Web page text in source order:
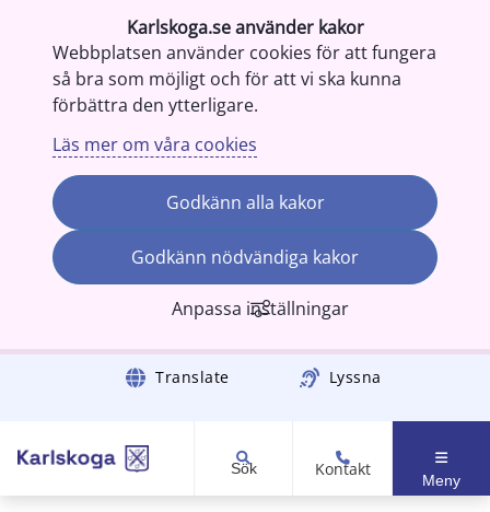
Karlskoga.se använder kakor
Webbplatsen använder cookies för att fungera
så bra som möjligt och för att vi ska kunna
förbättra den ytterligare.
Läs mer om våra cookies
Godkänn alla kakor
Godkänn nödvändiga kakor
Anpassa inställningar
Gå till innehåll Translate Lyssna
Sök Kontakt
Meny